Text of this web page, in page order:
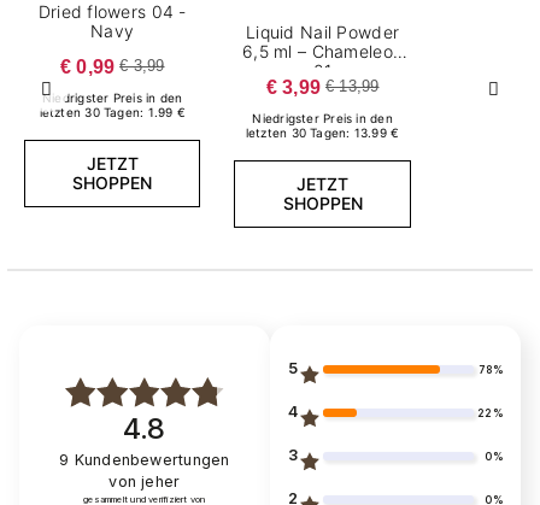
Zurück
Dried flowers 04 -
Navy
€ 0,99 € 3,99
Niedrigster Preis in den
letzten 30 Tagen: 1.99 €
JETZT
SHOPPEN
Liquid Nail Powder
6,5 ml – Chameleon
01
€ 3,99 € 13,99
Niedrigster Preis in den
letzten 30 Tagen: 13.99 €
JETZT
SHOPPEN
4.8
9 Kundenbewertungen
von jeher
gesammelt und verifiziert von
5 78%
4 22%
3 0%
2 0%